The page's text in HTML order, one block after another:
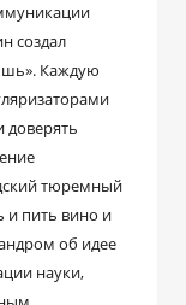
создал
Каждую
доверять
тюремный
и пить вино и
об идее
науки,